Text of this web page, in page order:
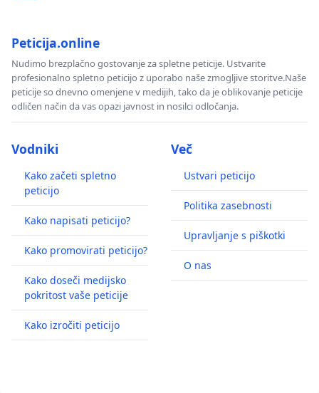
Peticija.online
Nudimo brezplačno gostovanje za spletne peticije. Ustvarite
profesionalno spletno peticijo z uporabo naše zmogljive storitve.Naše
peticije so dnevno omenjene v medijih, tako da je oblikovanje peticije
odličen način da vas opazi javnost in nosilci odločanja.
Vodniki
Kako začeti spletno
peticijo
Kako napisati peticijo?
Kako promovirati peticijo?
Kako doseči medijsko
pokritost vaše peticije
Kako izročiti peticijo
Več
Ustvari peticijo
Politika zasebnosti
Upravljanje s piškotki
O nas